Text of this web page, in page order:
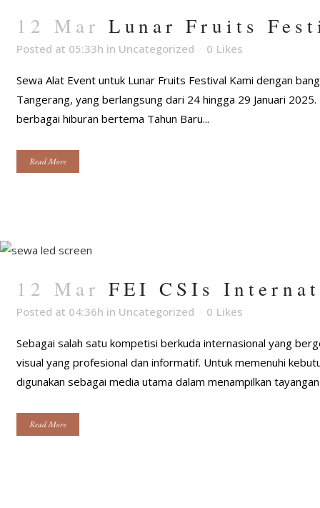
12 Mar Lunar Fruits
Posted at 05:33h in Uncategorized 0 Likes
Sewa Alat Event untuk Lunar Fruits Festival Kami dengan
Tangerang, yang berlangsung dari 24 hingga 29 Januari
berbagai hiburan bertema Tahun Baru...
Read More
12 Mar FEI CSIs
Posted at 04:36h in Uncategorized 0 Likes
Sebagai salah satu kompetisi berkuda internasional yang
visual yang profesional dan informatif. Untuk memenuhi
digunakan sebagai media utama dalam menampilkan
Read More